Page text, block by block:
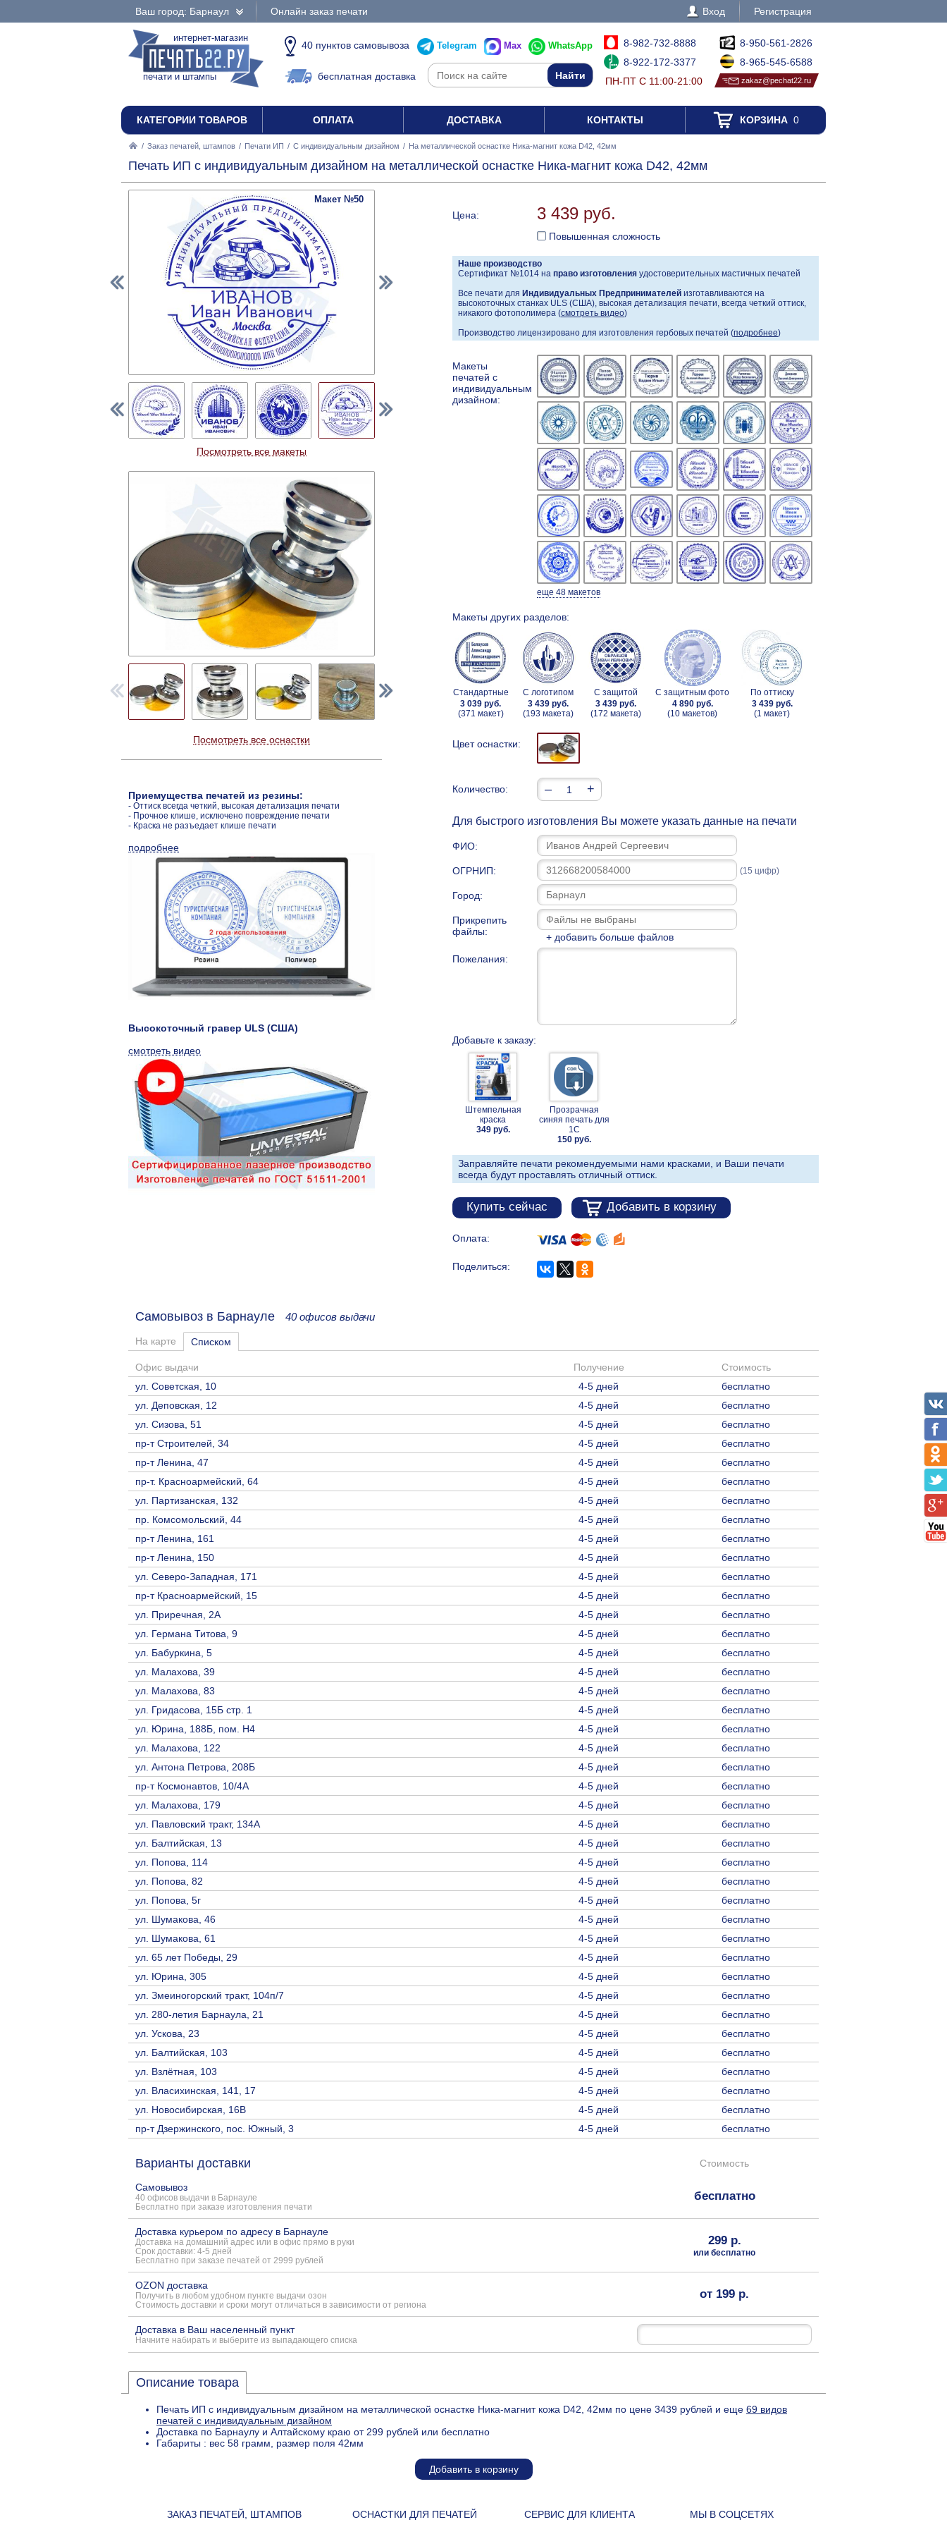
Ваш город: Барнаул Онлайн заказ печати Вход Регистрация
интернет-магазин
печати и штампы
40 пунктов самовывоза
бесплатная доставка
Telegram Max WhatsApp
8-982-732-8888
8-922-172-3377
ПН-ПТ С 11:00-21:00
8-950-561-2826
8-965-545-6588
zakaz@pechat22.ru
КАТЕГОРИИ ТОВАРОВ ОПЛАТА ДОСТАВКА КОНТАКТЫ КОРЗИНА0
/ Заказ печатей, штампов / Печати ИП / С индивидуальным дизайном / На металлической оснастке Ника-магнит кожа D42, 42мм
Печать ИП с индивидуальным дизайном на металлической оснастке Ника-магнит кожа D42, 42мм
Цена: 3 439 руб.
Повышенная сложность
Наше производство
Сертификат №1014 на право изготовления удостоверительных мастичных печатей
Все печати для Индивидуальных Предпринимателей изготавливаются на
высокоточных станках ULS (США), высокая детализация печати, всегда четкий оттиск,
никакого фотополимера (смотреть видео)
Производство лицензировано для изготовления гербовых печатей (подробнее)
Макеты
печатей с
индивидуальным
дизайном:
еще 48 макетов
Макеты других разделов:
Стандартные
3 039 руб.
(371 макет)
С логотипом
3 439 руб.
(193 макета)
С защитой
3 439 руб.
(172 макета)
С защитным фото
4 890 руб.
(10 макетов)
По оттиску
3 439 руб.
(1 макет)
Цвет оснастки:
Количество: – +
Для быстрого изготовления Вы можете указать данные на печати
ФИО:
ОГРНИП: (15 цифр)
Город:
Прикрепить
файлы:
+ добавить больше файлов
Пожелания:
Добавьте к заказу:
Штемпельная
краска
349 руб.
Прозрачная
синяя печать для
1С
150 руб.
Заправляйте печати рекомендуемыми нами красками, и Ваши печати
всегда будут проставлять отличный оттиск.
Купить сейчас Добавить в корзину
Оплата:
Поделиться:
Макет №50
Посмотреть все макеты
Посмотреть все оснастки
Приемущества печатей из резины:
- Оттиск всегда четкий, высокая детализация печати
- Прочное клише, исключено повреждение печати
- Краска не разъедает клише печати
подробнее
Высокоточный гравер ULS (США)
смотреть видео
Самовывоз в Барнауле 40 офисов выдачи
На карте Списком
Офис выдачи Получение
Стоимость
ул. Советская, 10
4-5 дней
бесплатно
ул. Деповская, 12
4-5 дней
бесплатно
ул. Сизова, 51
4-5 дней
бесплатно
пр-т Строителей, 34
4-5 дней
бесплатно
пр-т Ленина, 47
4-5 дней
бесплатно
пр-т. Красноармейский, 64
4-5 дней
бесплатно
ул. Партизанская, 132
4-5 дней
бесплатно
пр. Комсомольский, 44
4-5 дней
бесплатно
пр-т Ленина, 161
4-5 дней
бесплатно
пр-т Ленина, 150
4-5 дней
бесплатно
ул. Северо-Западная, 171
4-5 дней
бесплатно
пр-т Красноармейский, 15
4-5 дней
бесплатно
ул. Приречная, 2A
4-5 дней
бесплатно
ул. Германа Титова, 9
4-5 дней
бесплатно
ул. Бабуркина, 5
4-5 дней
бесплатно
ул. Малахова, 39
4-5 дней
бесплатно
ул. Малахова, 83
4-5 дней
бесплатно
ул. Гридасова, 15Б стр. 1
4-5 дней
бесплатно
ул. Юрина, 188Б, пом. Н4
4-5 дней
бесплатно
ул. Малахова, 122
4-5 дней
бесплатно
ул. Антона Петрова, 208Б
4-5 дней
бесплатно
пр-т Космонавтов, 10/4A
4-5 дней
бесплатно
ул. Малахова, 179
4-5 дней
бесплатно
ул. Павловский тракт, 134А
4-5 дней
бесплатно
ул. Балтийская, 13
4-5 дней
бесплатно
ул. Попова, 114
4-5 дней
бесплатно
ул. Попова, 82
4-5 дней
бесплатно
ул. Попова, 5г
4-5 дней
бесплатно
ул. Шумакова, 46
4-5 дней
бесплатно
ул. Шумакова, 61
4-5 дней
бесплатно
ул. 65 лет Победы, 29
4-5 дней
бесплатно
ул. Юрина, 305
4-5 дней
бесплатно
ул. Змеиногорский тракт, 104п/7
4-5 дней
бесплатно
ул. 280-летия Барнаула, 21
4-5 дней
бесплатно
ул. Ускова, 23
4-5 дней
бесплатно
ул. Балтийская, 103
4-5 дней
бесплатно
ул. Взлётная, 103
4-5 дней
бесплатно
ул. Власихинская, 141, 17
4-5 дней
бесплатно
ул. Новосибирская, 16В
4-5 дней
бесплатно
пр-т Дзержинского, пос. Южный, 3
4-5 дней бесплатно
Варианты доставки Стоимость
Самовывоз
40 офисов выдачи в Барнауле
Бесплатно при заказе изготовления печати
бесплатно
Доставка курьером по адресу в Барнауле
Доставка на домашний адрес или в офис прямо в руки
Срок доставки: 4-5 дней
Бесплатно при заказе печатей от 2999 рублей
299 р.
или бесплатно
OZON доставка
Получить в любом удобном пункте выдачи озон
Стоимость доставки и сроки могут отличаться в зависимости от региона
от 199 р.
Доставка в Ваш населенный пункт
Начните набирать и выберите из выпадающего списка
Описание товара
Печать ИП с индивидуальным дизайном на металлической оснастке Ника-магнит кожа D42, 42мм по цене 3439 рублей и еще 69 видов
печатей с индивидуальным дизайном
Доставка по Барнаулу и Алтайскому краю от 299 рублей или бесплатно
Габариты : вес 58 грамм, размер поля 42мм
Добавить в корзину
ЗАКАЗ ПЕЧАТЕЙ, ШТАМПОВ ОСНАСТКИ ДЛЯ ПЕЧАТЕЙ СЕРВИС ДЛЯ КЛИЕНТА МЫ В СОЦСЕТЯХ